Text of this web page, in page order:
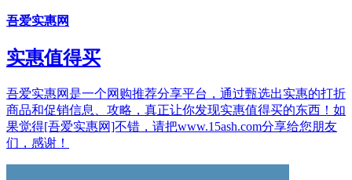
吾爱实惠网
实惠值得买
吾爱实惠网是一个网购推荐分享平台，通过甄选出实惠的打折
商品和促销信息、攻略，真正让你发现实惠值得买的东西！如
果觉得[吾爱实惠网]不错，请把www.15ash.com分享给您朋友
们，感谢！